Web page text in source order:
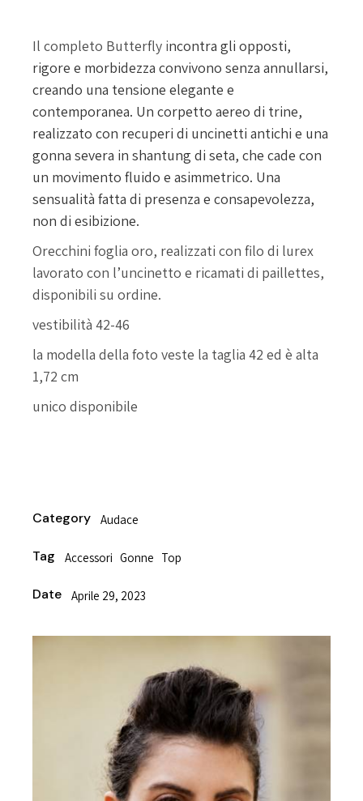
Il completo Butterfly incontra gli opposti,
rigore e morbidezza convivono senza annullarsi,
creando una tensione elegante e
contemporanea. Un corpetto aereo di trine,
realizzato con recuperi di uncinetti antichi e una
gonna severa in shantung di seta, che cade con
un movimento fluido e asimmetrico. Una
sensualità fatta di presenza e consapevolezza,
non di esibizione.
Orecchini foglia oro, realizzati con filo di lurex
lavorato con l’uncinetto e ricamati di paillettes,
disponibili su ordine.
vestibilità 42-46
la modella della foto veste la taglia 42 ed è alta
1,72 cm
unico disponibile
Category Audace
Tag Accessori Gonne Top
Date Aprile 29, 2023